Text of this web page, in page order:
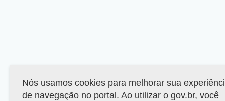
Nós usamos cookies para melhorar sua
de navegação no portal. Ao utilizar o gov.br, você